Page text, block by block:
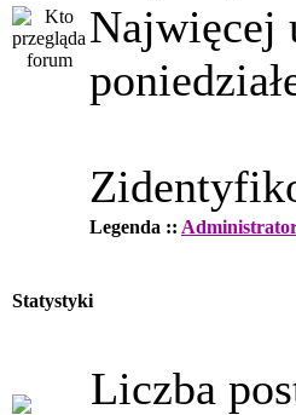
Najwięcej
Legenda ::
Statystyki
Liczba